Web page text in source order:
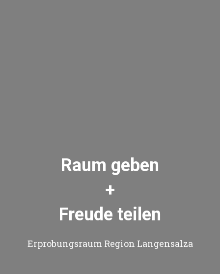
Raum geben
+
Freude teilen
Erprobungsraum Region Langensalza